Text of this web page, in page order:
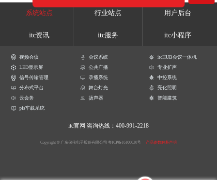
系统站点 行业站点 用户后台
itc资讯 itc服务 itc小程序
视频会议 会议系统
itcHUB会议一体机
LED显示屏
公共广播
专业扩声
信号传输管理
录播系统
中控系统
分布式平台
舞台灯光
亮化照明
云会务
扬声器
智能建筑
pis车载系统
itc官网 咨询热线：400-991-2218
Copyright © 广东保伦电子股份有限公司 粤ICP备16106620号 产品参数解释声明